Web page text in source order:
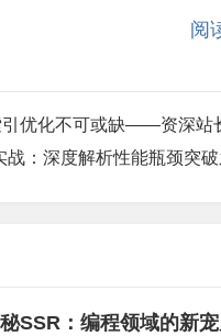
松集成第三方服务。例如
？
服务，如GitHub
以下因素：
阅
引优化不可或缺——资深站
战：深度解析性能瓶颈突
SSR：编程领域的新